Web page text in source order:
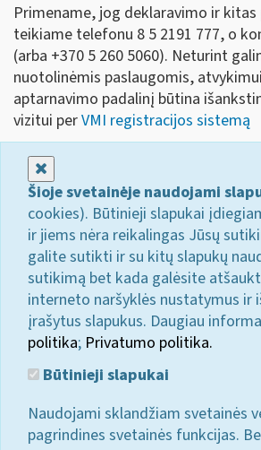
Primename, jog deklaravimo ir kitas
teikiame telefonu 8 5 2191 777, o
(arba +370 5 260 5060). Neturint
nuotolinėmis paslaugomis,
aptarnavimo padalinį būtina
vizitui perVMI registracijos sistemą
Šioje svetainėje naudojami
cookies). Būtinieji slapukai
ir jiems nėra reikalingas Jūsų
galite sutikti ir su kitų slapukų
sutikimą bet kada galėsite
interneto naršyklės nustatymus ir
įrašytus slapukus. Daugiau
politika; Privatumo politika.
Būtinieji slapukai
Naudojami sklandžiam svetainės
pagrindines svetainės funkcijas.